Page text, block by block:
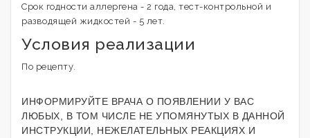
Срок годности аллергена - 2 года, тест-контрольной и
разводящей жидкостей - 5 лет.
Условия реализации
По рецепту.
ИНФОРМИРУЙТЕ ВРАЧА О ПОЯВЛЕНИИ У ВАС
ЛЮБЫХ, В ТОМ ЧИСЛЕ НЕ УПОМЯНУТЫХ В ДАННОЙ
ИНСТРУКЦИИ, НЕЖЕЛАТЕЛЬНЫХ РЕАКЦИЯХ И